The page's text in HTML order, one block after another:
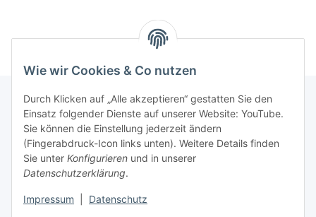
Wie wir Cookies & Co nutzen
Durch Klicken auf „Alle akzeptieren“ gestatten Sie den
Einsatz folgender Dienste auf unserer Website: YouTube.
Sie können die Einstellung jederzeit ändern
(Fingerabdruck-Icon links unten). Weitere Details finden
Sie unter Konfigurieren und in unserer
Datenschutzerklärung.
Impressum Datenschutz
Informationen
Gesetzliche Informationen